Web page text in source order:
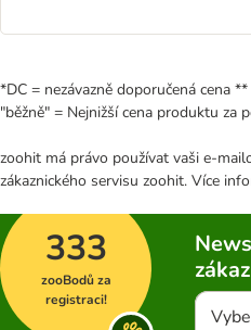
*DC = nezávazně doporučená cena **
"běžně" = Nejnižší cena produktu za
zoohit má právo používat vaši e-
zákaznického servisu zoohit. Více
333
zooBodů za
registraci!